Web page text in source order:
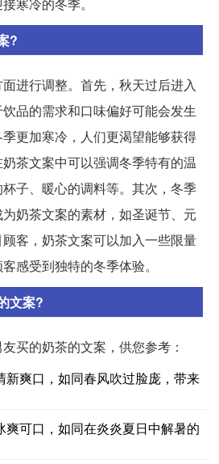
寒冷的冬季。
?
进行调整。首先，秋天过后进入
品的需求和口味偏好可能会发生
更加寒冷，人们更渴望能够获得
茶文案中可以强调冬季特有的温
子、暖心的调料等。其次，冬季
奶茶文案的素材，如圣诞节、元
客，奶茶文案可以加入一些限量
感受到独特的冬季体验。
文案?
买的奶茶的文案，供您参考：
新爽口，如同春风吹过脸庞，带来
爽可口，如同在炎炎夏日中解暑的